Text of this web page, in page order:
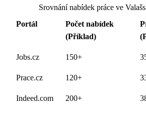
Srovnání nabídek práce ve
Portál
Počet nabídek
(Příklad)
Jobs.cz 150+
Prace.cz 120+
Indeed.com 200+